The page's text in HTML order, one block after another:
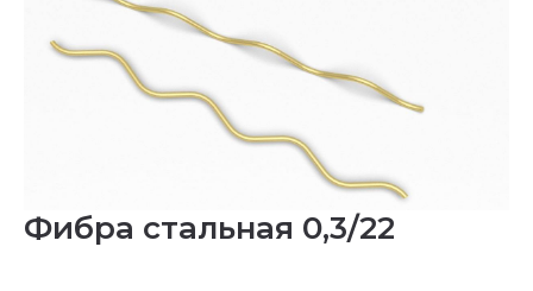
Фибра стальная 0,3/22